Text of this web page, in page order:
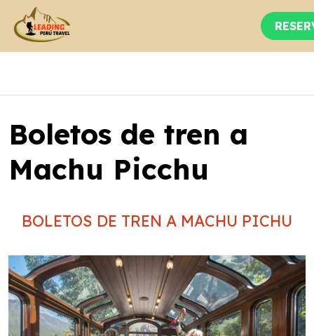
Boletos de tren a
Machu Picchu
BOLETOS DE TREN A MACHU PICHU